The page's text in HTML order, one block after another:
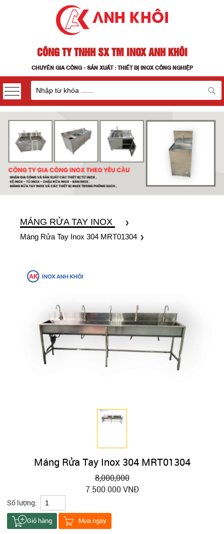
CÔNG TY TNHH SX TM INOX ANH KHÔI
CHUYÊN GIA CÔNG - SẢN XUẤT : THIẾT BỊ INOX CÔNG NGHIỆP
MÁNG RỬA TAY INOX
Máng Rửa Tay Inox 304 MRT01304
Máng Rửa Tay Inox 304 MRT01304
8,000,000
7.500.000 VNĐ
Số lượng:
Giỏ hàng Mua ngay